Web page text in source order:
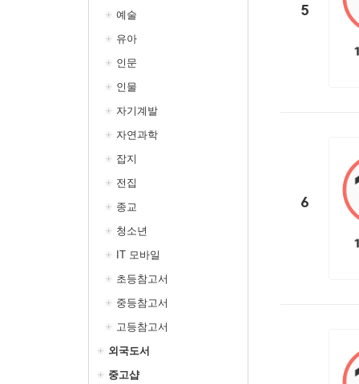
예술
유아
인문
인물
자기계발
자연과학
잡지
전집
종교
청소년
IT 모바일
초등참고서
중등참고서
고등참고서
외국도서
중고샵
5
6